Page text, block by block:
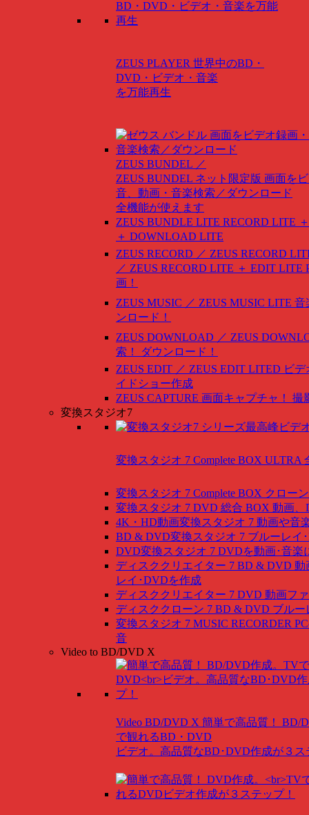
ZEUS PLAYER 世界中のBD・
DVD・ビデオ・音楽
を万能再生
ZEUS BUNDEL ／
ZEUS BUNDEL ネット限定版 画面を
音、動画・音楽検索／ダウンロード
全機能が使えます
ZEUS BUNDLE LITE RECORD LITE
＋ DOWNLOAD LITE
ZEUS RECORD ／ ZEUS RECORD
／ ZEUS RECORD LITE ＋ EDIT LITE
画！
ZEUS MUSIC ／ ZEUS MUSIC LITE 音
ンロード！
ZEUS DOWNLOAD ／ ZEUS
索！ ダウンロード！
ZEUS EDIT ／ ZEUS EDIT LITED ビ
イドショー作成
ZEUS CAPTURE 画面キャプチャ！ 撮
変換スタジオ7
変換スタジオ 7 Complete BOX ULTRA
変換スタジオ 7 Complete BOX クロー
変換スタジオ 7 DVD 総合 BOX 動画、
4K・HD動画変換スタジオ 7 動画や音
BD & DVD変換スタジオ 7 ブルーレイ
DVD変換スタジオ 7 DVDを動画･音楽
ディスククリエイター 7 BD & DVD 動
レイ･DVDを作成
ディスククリエイター 7 DVD 動画フ
ディスククローン 7 BD & DVD ブルー
変換スタジオ 7 MUSIC RECORDER
音
Video to BD/DVD X
Video BD/DVD X 簡単で高品質！ BD/
で観れるBD・DVD
ビデオ。高品質なBD･DVD作成が３ス